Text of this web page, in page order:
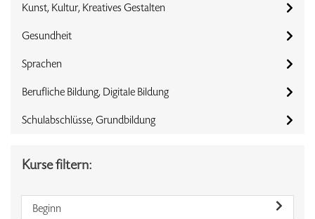
Kunst, Kultur, Kreatives Gestalten
Gesundheit
Sprachen
Berufliche Bildung, Digitale Bildung
Schulabschlüsse, Grundbildung
Kurse filtern:
Beginn